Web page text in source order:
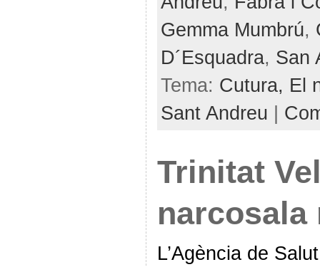
Gemma Mumbrú,
D´Esquadra, San
Tema: Cutura, El
Sant Andreu |
Trinitat
narcosala
L’Agència de